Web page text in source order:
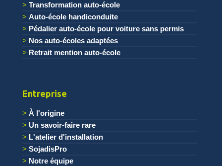
Transformation auto-école
Auto-école handiconduite
Pédalier auto-école pour voiture sans permis
Nos auto-écoles adaptées
Retrait mention auto-école
Entreprise
À l'origine
Un savoir-faire rare
L'atelier d'installation
SojadisPro
Notre équipe